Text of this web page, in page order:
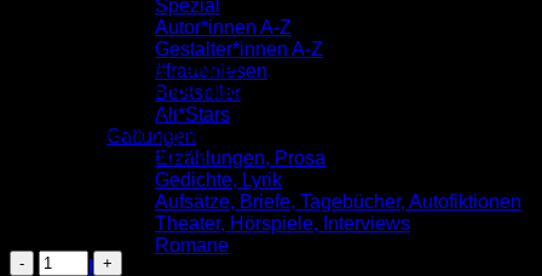
Spezial
Autor*innen A-Z
Gestalter*innen A-Z
#frauenlesen
Bestseller
All*Stars
Gattungen
Erzählungen, Prosa
Gedichte, Lyrik
Aufsätze, Briefe, Tagebücher, Autofiktionen
Theater, Hörspiele, Interviews
Romane
Verlag
Schwüle, oder ein Gewitter
Illustriert von Mathilda Mutant
Schöner Lesen 127
Veröffentlicht im September 2013
ISBN: 9783955660178
Ada